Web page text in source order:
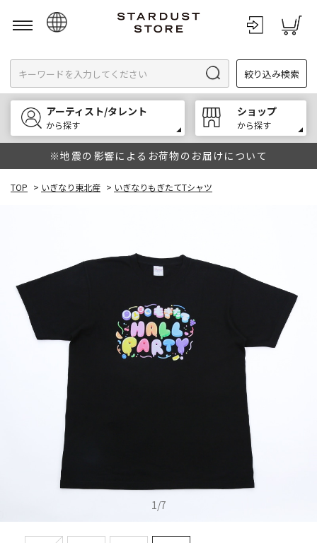
English
한국어
中文
絞り込み検索
アーティスト/タレント
から探す
ショップ
から探す
※地震の影響によるお荷物のお届けについて
TOP > いぎなり東北産 > いぎなりもぎたてTシャツ
1/7